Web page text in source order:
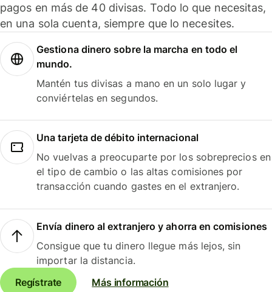
pagos en más de 40 divisas. Todo lo que necesitas,
en una sola cuenta, siempre que lo necesites.
Gestiona dinero sobre la marcha en todo el
mundo.
Mantén tus divisas a mano en un solo lugar y
conviértelas en segundos.
Una tarjeta de débito internacional
No vuelvas a preocuparte por los sobreprecios en
el tipo de cambio o las altas comisiones por
transacción cuando gastes en el extranjero.
Envía dinero al extranjero y ahorra en comisiones
Consigue que tu dinero llegue más lejos, sin
importar la distancia.
Regístrate
Más información